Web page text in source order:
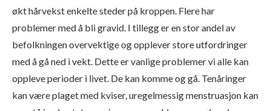
økt hårvekst enkelte steder på kroppen. Flere har
problemer med å bli gravid. I tillegg er en stor andel av
befolkningen overvektige og opplever store utfordringer
med å gå ned i vekt. Dette er vanlige problemer vi alle kan
oppleve perioder i livet. De kan komme og gå. Tenåringer
kan være plaget med kviser, uregelmessig menstruasjon kan